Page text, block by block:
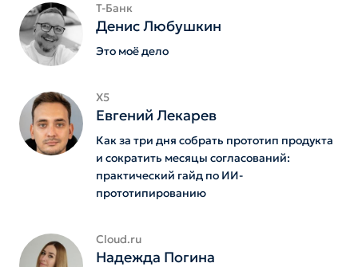
Т-Банк
Денис Любушкин
Это моё дело
X5
Евгений Лекарев
Как за три дня собрать прототип продукта
и сократить месяцы согласований:
практический гайд по ИИ-
прототипированию
Cloud.ru
Надежда Погина